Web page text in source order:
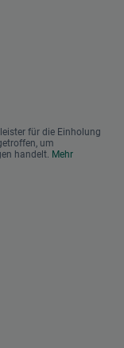
für die Einholung
um
handelt. Mehr